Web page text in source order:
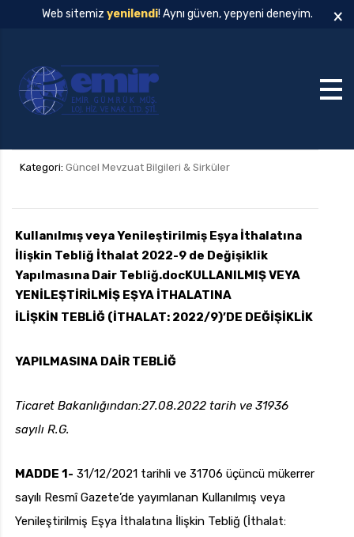
Web sitemiz yenilendi! Aynı güven, yepyeni deneyim. ×
Pzt — Cmt: 09:00 — 18:00
Kategori: Güncel Mevzuat Bilgileri & Sirküler
Kullanılmış veya Yenileştirilmiş Eşya İthalatına
İlişkin Tebliğ İthalat 2022-9 de Değişiklik
Yapılmasına Dair Tebliğ.docKULLANILMIŞ VEYA
YENİLEŞTİRİLMİŞ EŞYA İTHALATINA
İLİŞKİN TEBLİĞ (İTHALAT: 2022/9)’DE DEĞİŞİKLİK
YAPILMASINA DAİR TEBLİĞ
Ticaret Bakanlığından:27.08.2022 tarih ve 31936
sayılı R.G.
MADDE 1- 31/12/2021 tarihli ve 31706 üçüncü mükerrer
sayılı Resmî Gazete’de yayımlanan Kullanılmış veya
Yenileştirilmiş Eşya İthalatına İlişkin Tebliğ (İthalat: